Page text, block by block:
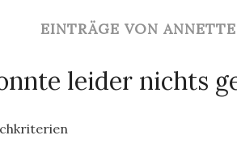
EINTRÄGE VON
leider nichts